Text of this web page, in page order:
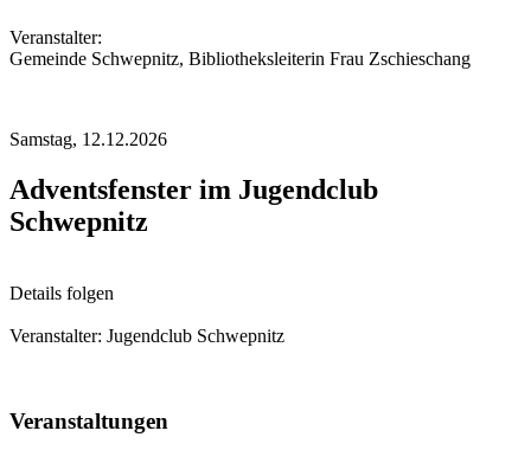
Veranstalter:
Gemeinde Schwepnitz, Bibliotheksleiterin Frau Zschieschang
Samstag, 12.12.2026
Adventsfenster im Jugendclub
Schwepnitz
Details folgen
Veranstalter: Jugendclub Schwepnitz
Veranstaltungen